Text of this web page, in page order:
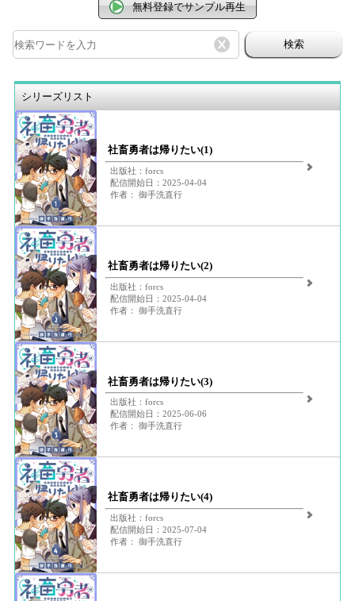
無料登録でサンプル再生
検索
シリーズリスト
社畜勇者は帰りたい(1)
出版社：forcs
配信開始日：2025-04-04
作者： 御手洗直行
社畜勇者は帰りたい(2)
出版社：forcs
配信開始日：2025-04-04
作者： 御手洗直行
社畜勇者は帰りたい(3)
出版社：forcs
配信開始日：2025-06-06
作者： 御手洗直行
社畜勇者は帰りたい(4)
出版社：forcs
配信開始日：2025-07-04
作者： 御手洗直行